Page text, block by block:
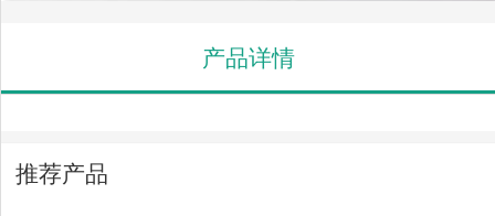
产品详情
推荐产品